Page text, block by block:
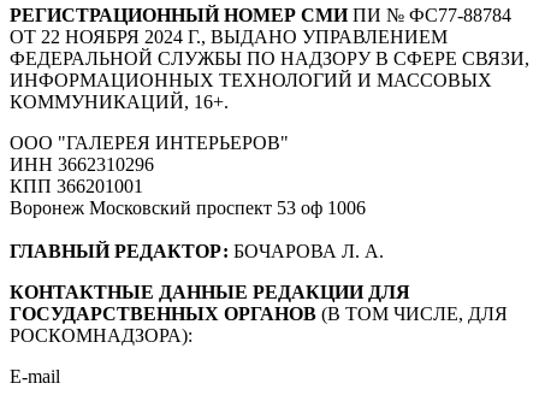
РЕГИСТРАЦИОННЫЙ НОМЕР СМИПИ № ФС77-88784
ОТ 22 НОЯБРЯ 2024 Г., ВЫДАНО УПРАВЛЕНИЕМ
ФЕДЕРАЛЬНОЙ СЛУЖБЫ ПО НАДЗОРУ В СФЕРЕ СВЯЗИ,
ИНФОРМАЦИОННЫХ ТЕХНОЛОГИЙ И МАССОВЫХ
КОММУНИКАЦИЙ, 16+.
ООО "ГАЛЕРЕЯ ИНТЕРЬЕРОВ"
ИНН 3662310296
КПП 366201001
Воронеж Московский проспект 53 оф 1006
ГЛАВНЫЙ РЕДАКТОР: БОЧАРОВА Л. А.
КОНТАКТНЫЕ ДАННЫЕ РЕДАКЦИИ ДЛЯ
ГОСУДАРСТВЕННЫХ ОРГАНОВ (В ТОМ ЧИСЛЕ, ДЛЯ
РОСКОМНАДЗОРА):
E-mail